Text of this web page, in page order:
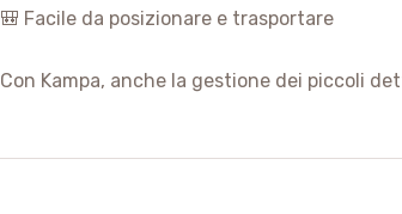
🎒 Facile da posizionare e trasportare
Con Kampa, anche la gestione dei piccoli